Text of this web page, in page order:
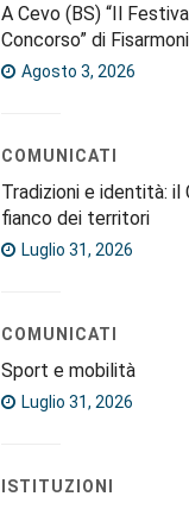
A Cevo (BS) “Il
Concorso” di
Agosto 3, 2026
COMUNICATI
Tradizioni e identità: il
fianco dei territori
Luglio 31, 2026
COMUNICATI
Sport e mobilità
Luglio 31, 2026
ISTITUZIONI